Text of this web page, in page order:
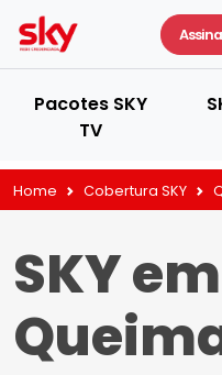
Pacotes SKY
TV
Home Cobertura SKY
SKY em